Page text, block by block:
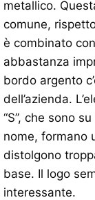
metallico.
comune,
è combinato
abbastanza
bordo argento
dell’azienda.
“S”, che sono
nome, formano
distolgono
base. Il logo
interessante.